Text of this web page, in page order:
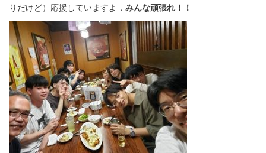
りだけど）応援していますよ． みんな頑張れ！！